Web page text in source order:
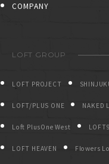
COMPANY
LOFT GROUP
LOFT PROJECT
LOFT/PLUS ONE NAKED
Loft PlusOne West
LOFT HEAVEN Flowers